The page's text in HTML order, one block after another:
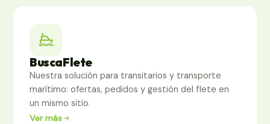
BuscaFlete
Nuestra solución para transitarios y transporte
marítimo: ofertas, pedidos y gestión del flete en
un mismo sitio.
Ver más